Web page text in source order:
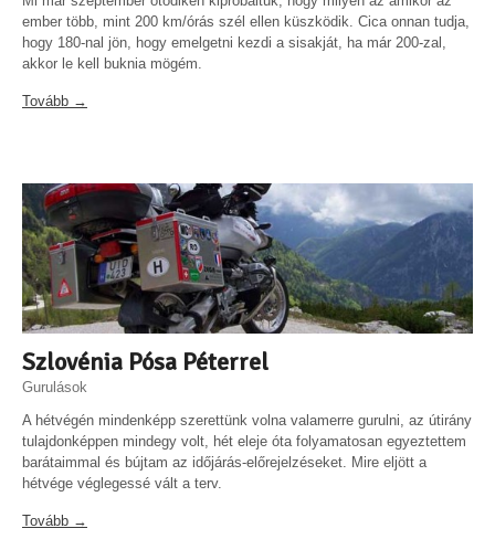
ember több, mint 200 km/órás szél ellen küszködik. Cica onnan tudja,
hogy 180-nal jön, hogy emelgetni kezdi a sisakját, ha már 200-zal,
akkor le kell buknia mögém.
Tovább →
Szlovénia Pósa Péterrel
Gurulások
A hétvégén mindenképp szerettünk volna valamerre gurulni, az útirány
tulajdonképpen mindegy volt, hét eleje óta folyamatosan egyeztettem
barátaimmal és bújtam az időjárás-előrejelzéseket. Mire eljött a
hétvége véglegessé vált a terv.
Tovább →